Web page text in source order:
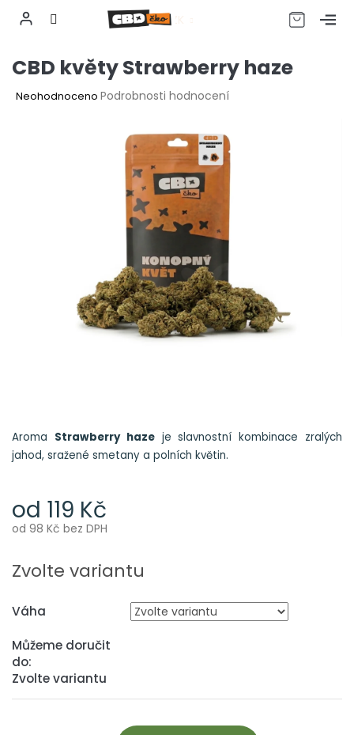
na
CZK
CBD květy Strawberry haze
Průměrné
Neohodnoceno Podrobnosti hodnocení
od 119 Kč
od 98 Kč bez DPH
cena:
Zvolte variantu
Váha
Můžeme doručit
do:
Zvolte variantu
Aroma Strawberry hazeje slavnostní kombinace zralých
jahod, sražené smetany a polních květin.